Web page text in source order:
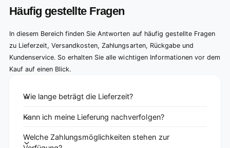
Häufig gestellte Fragen
In diesem Bereich finden Sie Antworten auf häufig gestellte Fragen
zu Lieferzeit, Versandkosten, Zahlungsarten, Rückgabe und
Kundenservice. So erhalten Sie alle wichtigen Informationen vor dem
Kauf auf einen Blick.
Wie lange beträgt die Lieferzeit?
Kann ich meine Lieferung nachverfolgen?
Welche Zahlungsmöglichkeiten stehen zur